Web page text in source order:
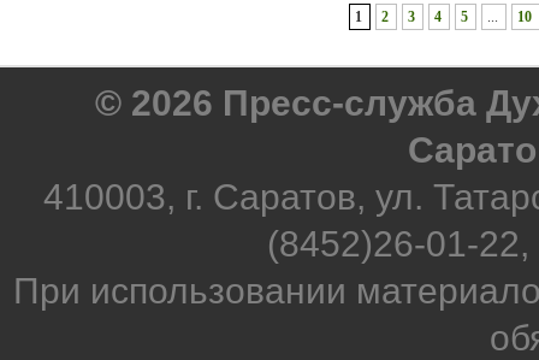
1 2 3 4 5 ... 10
© 2026 Пресс-служба
410003, г. Саратов, ул.
(8452)26-01-
При использовании